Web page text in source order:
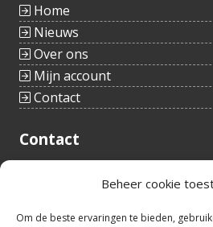
Beheer cookie
Om de beste ervaringen te bieden,
Home
Nieuws
Over ons
Mijn account
Contact
Contact
8760 Meulebeke
tel.: +32(0)51/48 66 59